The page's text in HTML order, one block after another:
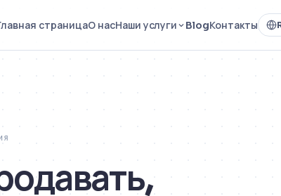
страницаО насНаши услуги BlogКонтакты